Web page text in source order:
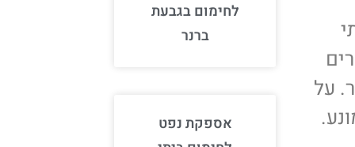
על
לחימום בגבעת
ברנר
אספקת נפט